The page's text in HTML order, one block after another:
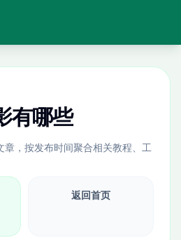
有哪些
章，按发布时间聚合相关教程、工
返回首页